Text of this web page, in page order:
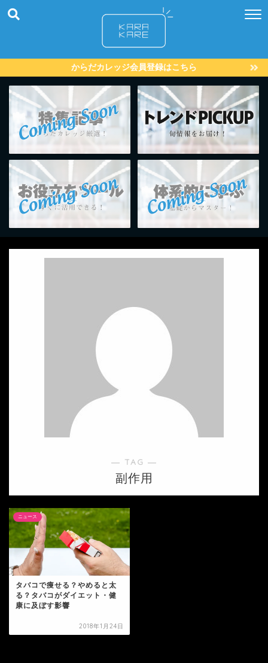
からだカレッジ会員登録はこちら
― TAG ―
副作用
ニュース
タバコで痩せる？やめると太
る？タバコがダイエット・健
康に及ぼす影響
2018年1月24日